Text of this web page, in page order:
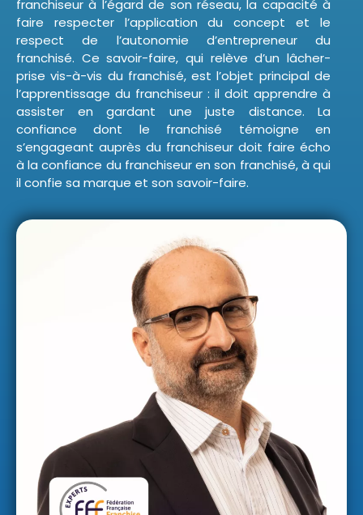
franchiseur à l’égard de son réseau, la capacité à
faire respecter l’application du concept et le
respect de l’autonomie d’entrepreneur du
franchisé. Ce savoir-faire, qui relève d’un lâcher-
prise vis-à-vis du franchisé, est l’objet principal de
l’apprentissage du franchiseur : il doit apprendre à
assister en gardant une juste distance. La
confiance dont le franchisé témoigne en
s’engageant auprès du franchiseur doit faire écho
à la confiance du franchiseur en son franchisé, à qui
il confie sa marque et son savoir-faire.